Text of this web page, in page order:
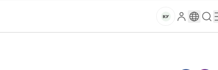
건
마
로
그
구
글
검
색